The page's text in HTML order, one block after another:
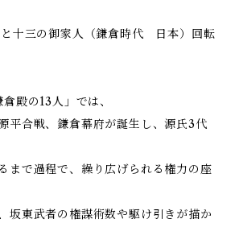
と十三の御家人（鎌倉時代 日本）回転
殿の13人」では、
平合戦、鎌倉幕府が誕生し、源氏3代
まで過程で、繰り広げられる権力の座
坂東武者の権謀術数や駆け引きが描か